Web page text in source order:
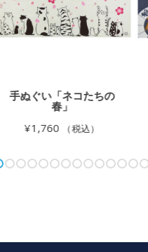
手ぬぐい「ネコたちの
春」
¥1,760 （税込）